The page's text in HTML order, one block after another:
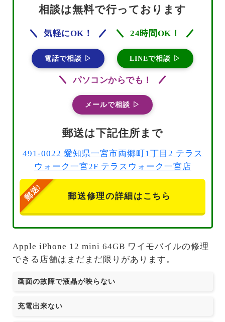
相談は無料で行っております
気軽にOK！
電話で相談 ▷
24時間OK！
LINEで相談 ▷
パソコンからでも！
メールで相談 ▷
郵送は下記住所まで
491-0022 愛知県一宮市両郷町1丁目2 テラス
ウォーク一宮2F テラスウォーク一宮店
郵送修理の詳細はこちら
Apple iPhone 12 mini 64GB ワイモバイルの修理
できる店舗はまだまだ限りがあります。
画面の故障で液晶が映らない
充電出来ない